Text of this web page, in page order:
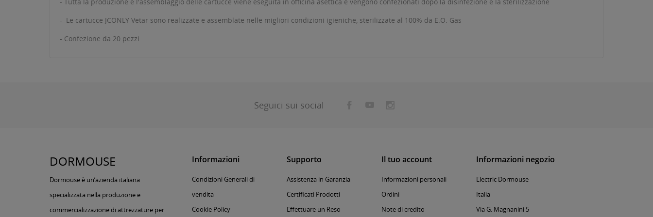
- Le cartucce JCONLY Vetar sono realizzate e assemblate nelle migliori condizioni igieniche, sterilizzate al 100% da E.O. Gas
- Confezione da 20 pezzi
Seguici sui social
DORMOUSE
Dormouse è un’azienda italiana
specializzata nella produzione e
commercializzazione di attrezzature per
Informazioni
Condizioni Generali di
vendita
Cookie Policy
Supporto
Assistenza in Garanzia
Certificati Prodotti
Effettuare un Reso
Il tuo account
Informazioni personali
Ordini
Note di credito
Informazioni negozio
Electric Dormouse
Italia
Via G. Magnanini 5